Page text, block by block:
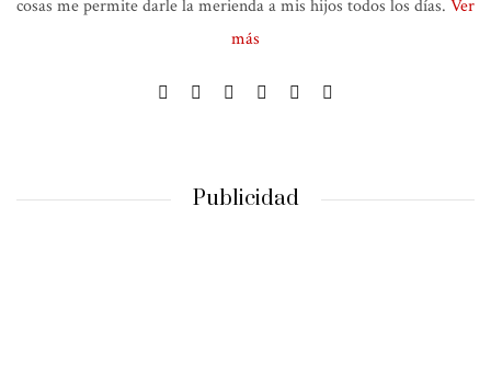
cosas me permite darle la merienda a mis hijos todos los días. Ver
más
Publicidad